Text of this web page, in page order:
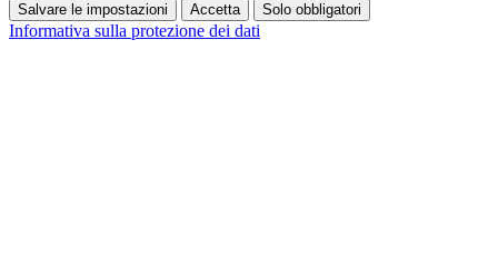
Salvare le impostazioni Accetta Solo obbligatori
Informativa sulla protezione dei dati